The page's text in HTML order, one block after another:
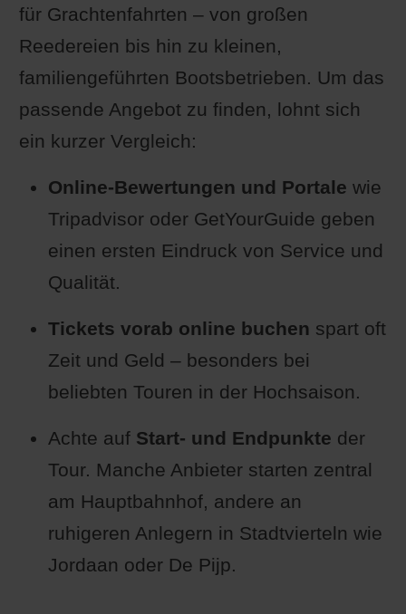
für Grachtenfahrten – von großen
Reedereien bis hin zu kleinen,
familiengeführten Bootsbetrieben. Um das
passende Angebot zu finden, lohnt sich
ein kurzer Vergleich:
Online-Bewertungen und Portale wie
Tripadvisor oder GetYourGuide geben
einen ersten Eindruck von Service und
Qualität.
Tickets vorab online buchen spart oft
Zeit und Geld – besonders bei
beliebten Touren in der Hochsaison.
Achte auf Start- und Endpunkte der
Tour. Manche Anbieter starten zentral
am Hauptbahnhof, andere an
ruhigeren Anlegern in Stadtvierteln wie
Jordaan oder De Pijp.